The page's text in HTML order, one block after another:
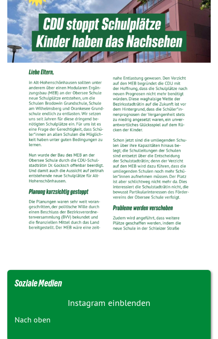
Soziale Medien
Instagram einblenden
Nach oben